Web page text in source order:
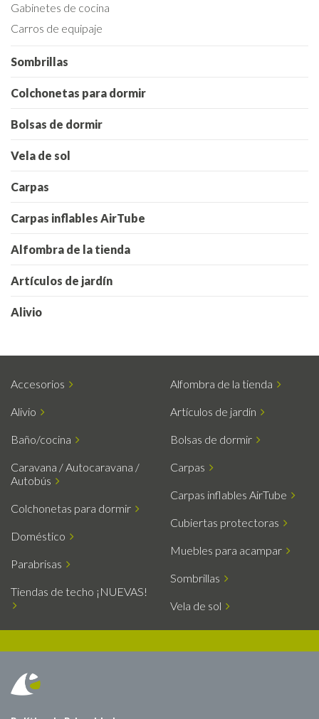
Gabinetes de cocina
Carros de equipaje
Sombrillas
Colchonetas para dormir
Bolsas de dormir
Vela de sol
Carpas
Carpas inflables AirTube
Alfombra de la tienda
Artículos de jardín
Alivio
Accesorios Alfombra de la tienda
Alivio Artículos de jardín
Baño/cocina Bolsas de dormir
Caravana / Autocaravana /
Autobús
Carpas
Carpas inflables AirTube
Colchonetas para dormir
Cubiertas protectoras
Doméstico
Muebles para acampar
Parabrisas
Sombrillas
Tiendas de techo ¡NUEVAS!
Vela de sol